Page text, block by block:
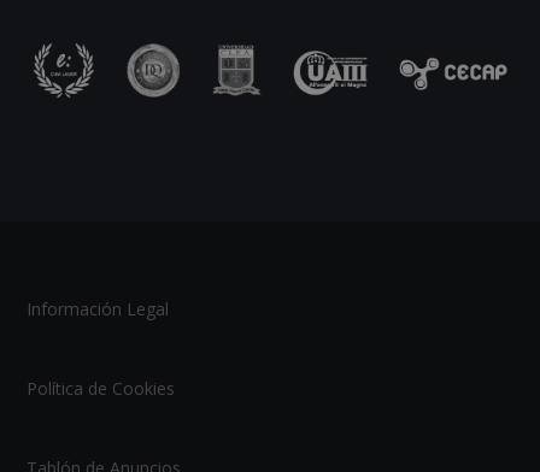
Información Legal
Política de Cookies